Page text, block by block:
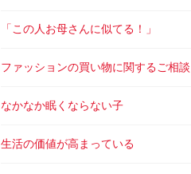
「この人お母さんに似てる！」
ファッションの買い物に関するご相談
なかなか眠くならない子
生活の価値が高まっている